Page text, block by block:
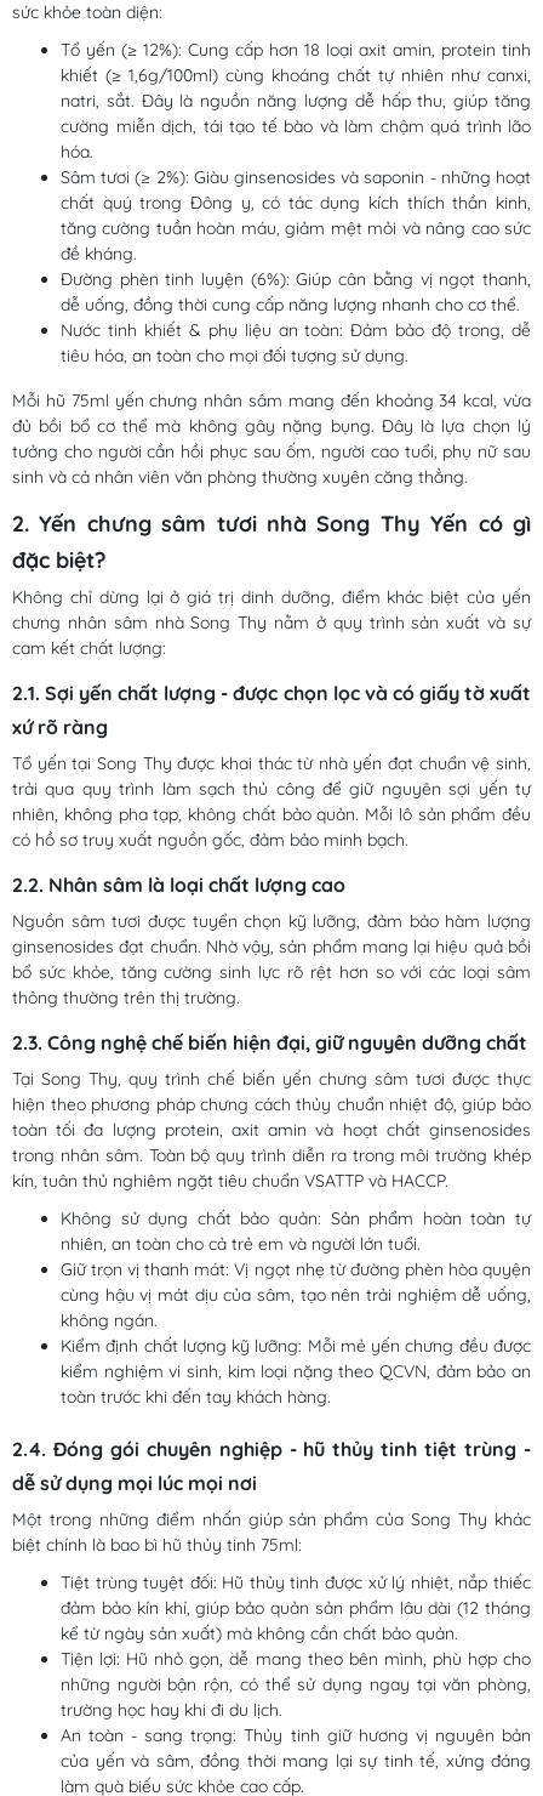
sức khỏe toàn diện:
Tổ yến (≥ 12%): Cung cấp hơn 18 loại axit amin, protein tinh
khiết (≥ 1,6g/100ml) cùng khoáng chất tự nhiên như canxi,
natri, sắt. Đây là nguồn năng lượng dễ hấp thu, giúp tăng
cường miễn dịch, tái tạo tế bào và làm chậm quá trình lão
hóa.
Sâm tươi (≥ 2%): Giàu ginsenosides và saponin - những hoạt
chất quý trong Đông y, có tác dụng kích thích thần kinh,
tăng cường tuần hoàn máu, giảm mệt mỏi và nâng cao sức
đề kháng.
Đường phèn tinh luyện (6%): Giúp cân bằng vị ngọt thanh,
dễ uống, đồng thời cung cấp năng lượng nhanh cho cơ thể.
Nước tinh khiết & phụ liệu an toàn: Đảm bảo độ trong, dễ
tiêu hóa, an toàn cho mọi đối tượng sử dụng.
Mỗi hũ 75ml yến chưng nhân sâm mang đến khoảng 34 kcal, vừa
đủ bồi bổ cơ thể mà không gây nặng bụng. Đây là lựa chọn lý
tưởng cho người cần hồi phục sau ốm, người cao tuổi, phụ nữ sau
sinh và cả nhân viên văn phòng thường xuyên căng thẳng.
2. Yến chưng sâm tươi nhà Song Thy Yến có gì
đặc biệt?
Không chỉ dừng lại ở giá trị dinh dưỡng, điểm khác biệt của yến
chưng nhân sâm nhà Song Thy nằm ở quy trình sản xuất và sự
cam kết chất lượng:
2.1. Sợi yến chất lượng - được chọn lọc và có giấy tờ xuất
xứ rõ ràng
Tổ yến tại Song Thy được khai thác từ nhà yến đạt chuẩn vệ sinh,
trải qua quy trình làm sạch thủ công để giữ nguyên sợi yến tự
nhiên, không pha tạp, không chất bảo quản. Mỗi lô sản phẩm đều
có hồ sơ truy xuất nguồn gốc, đảm bảo minh bạch.
2.2. Nhân sâm là loại chất lượng cao
Nguồn sâm tươi được tuyển chọn kỹ lưỡng, đảm bảo hàm lượng
ginsenosides đạt chuẩn. Nhờ vậy, sản phẩm mang lại hiệu quả bồi
bổ sức khỏe, tăng cường sinh lực rõ rệt hơn so với các loại sâm
thông thường trên thị trường.
2.3. Công nghệ chế biến hiện đại, giữ nguyên dưỡng chất
Tại Song Thy, quy trình chế biến yến chưng sâm tươi được thực
hiện theo phương pháp chưng cách thủy chuẩn nhiệt độ, giúp bảo
toàn tối đa lượng protein, axit amin và hoạt chất ginsenosides
trong nhân sâm. Toàn bộ quy trình diễn ra trong môi trường khép
kín, tuân thủ nghiêm ngặt tiêu chuẩn VSATTP và HACCP.
Không sử dụng chất bảo quản: Sản phẩm hoàn toàn tự
nhiên, an toàn cho cả trẻ em và người lớn tuổi.
Giữ trọn vị thanh mát: Vị ngọt nhẹ từ đường phèn hòa quyện
cùng hậu vị mát dịu của sâm, tạo nên trải nghiệm dễ uống,
không ngán.
Kiểm định chất lượng kỹ lưỡng: Mỗi mẻ yến chưng đều được
kiểm nghiệm vi sinh, kim loại nặng theo QCVN, đảm bảo an
toàn trước khi đến tay khách hàng.
2.4. Đóng gói chuyên nghiệp - hũ thủy tinh tiệt trùng -
dễ sử dụng mọi lúc mọi nơi
Một trong những điểm nhấn giúp sản phẩm của Song Thy khác
biệt chính là bao bì hũ thủy tinh 75ml:
Tiệt trùng tuyệt đối: Hũ thủy tinh được xử lý nhiệt, nắp thiếc
đảm bảo kín khí, giúp bảo quản sản phẩm lâu dài (12 tháng
kể từ ngày sản xuất) mà không cần chất bảo quản.
Tiện lợi: Hũ nhỏ gọn, dễ mang theo bên mình, phù hợp cho
những người bận rộn, có thể sử dụng ngay tại văn phòng,
trường học hay khi đi du lịch.
An toàn - sang trọng: Thủy tinh giữ hương vị nguyên bản
của yến và sâm, đồng thời mang lại sự tinh tế, xứng đáng
làm quà biếu sức khỏe cao cấp.